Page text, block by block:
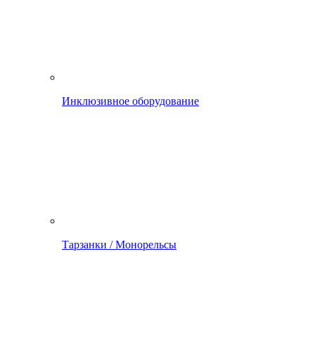
Инклюзивное оборудование
Тарзанки / Монорельсы